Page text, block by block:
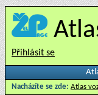
Přihlásit se
Nacházíte se zde: Atlas